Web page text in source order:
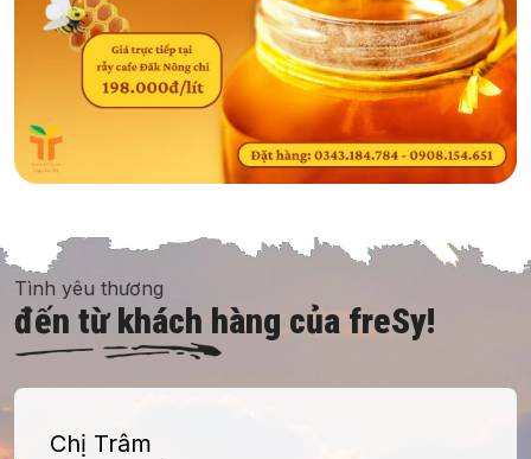
Tình yêu thương
đến từ khách hàng của freSy!
Chị Trâm